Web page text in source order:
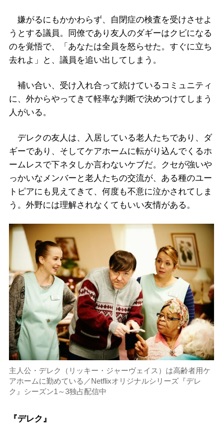
嫌がるにもかかわらず、自閉症の検査を受けさせよ
うとする議員。同僚であり友人のダギーはクビになる
のを覚悟で、「あなたは全員を怒らせた。すぐに立ち
去れよ」と、議員を追い出してしまう。
補い合い、受け入れ合って続けているコミュニティ
に、外からやってきて軽率な判断で決めつけてしまう
人がいる。
デレクの友人は、入居している老人たちであり、ダ
ギーであり、そしてケアホームに転がり込んでくるホ
ームレスで下ネタしか言わないケブだ。クセが強いや
っかいなメンバーと老人たちの交流が、ある種のユー
トピアにも見えてきて、何度も不意に泣かされてしま
う。外野には理解されなくてもいい友情がある。
主人公・デレク（リッキー・ジャーヴェイス）は高齢者用ケ
アホームに勤めている／Netflixオリジナルシリーズ『デレ
ク』シーズン1～3独占配信中
『デレク』